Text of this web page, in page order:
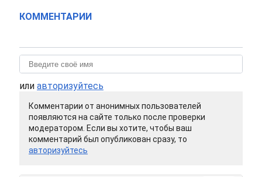
КОММЕНТАРИИ
или авторизуйтесь
Комментарии от анонимных пользователей
появляются на сайте только после проверки
модератором. Если вы хотите, чтобы ваш
комментарий был опубликован сразу, то
авторизуйтесь